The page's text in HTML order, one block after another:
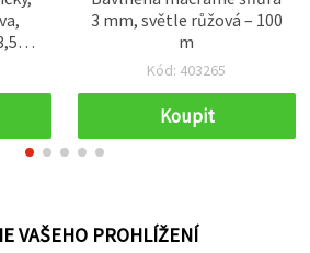
3 mm, světle růžová – 100
m
Kód: 403265
Koupit
VAŠEHO PROHLÍŽENÍ